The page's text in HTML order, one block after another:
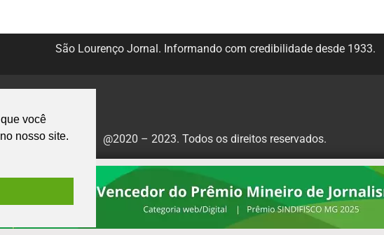
você
nosso site.
São Lourenço Jornal. Informando com credibilidade desde 1933.
@2020 – 2023. Todos os direitos reservados.